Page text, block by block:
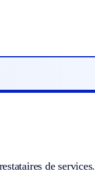
de services.